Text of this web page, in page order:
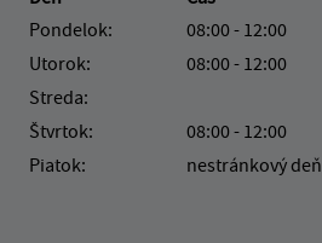
Pondelok:
08:00 - 12:00
Utorok:
08:00 - 12:00
Streda:
Štvrtok:
08:00 - 12:00
Piatok:
nestránkový deň